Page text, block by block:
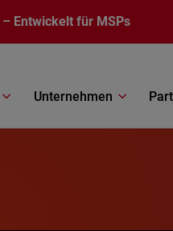
– Entwickelt für MSPs
Unternehmen